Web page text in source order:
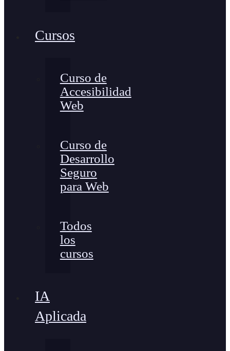
Cursos
Curso de
Accesibilidad
Web
Curso de
Desarrollo
Seguro
para Web
Todos
los
cursos
IA
Aplicada